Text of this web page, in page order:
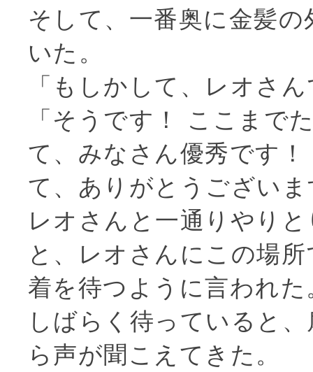
そして、一番奥に金髪
いた。
「もしかして、レオさ
「そうです！ ここまで
て、みなさん優秀です
て、ありがとうござい
レオさんと一通りやり
と、レオさんにこの場
着を待つように言われた
しばらく待っていると
ら声が聞こえてきた。